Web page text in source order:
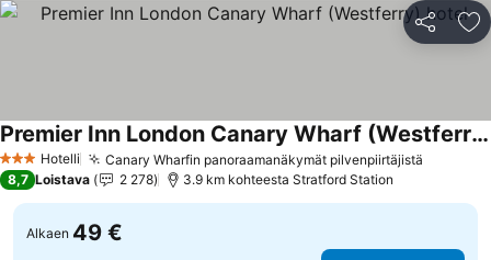
Jaa
3 Tähtiluokitus
Hotelli Canary Wharfin panoraamanäkymät pilvenpiirtäjistä
Premier Inn London Canary Wharf (Westferry) hotel
8,7 Loistava 2 278 3.9 km kohteesta Stratford Station
Alkaen 49 €